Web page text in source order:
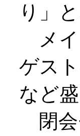
り」
メイ
ゲス
など
閉会